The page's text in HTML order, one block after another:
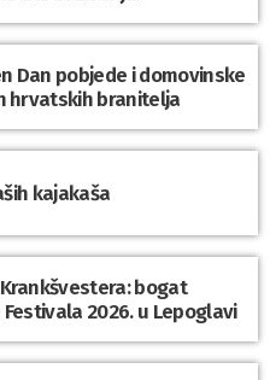
Dan pobjede i domovinske
hrvatskih branitelja
kajakaša
bogat
2026. u Lepoglavi